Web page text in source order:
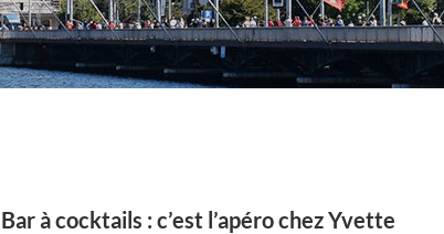
Bar à cocktails : c’est l’apéro chez Yvette